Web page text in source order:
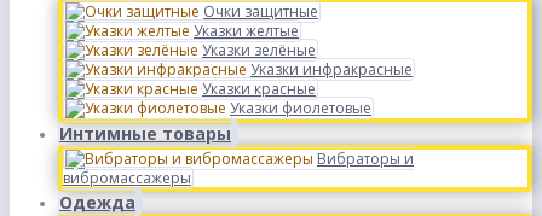
Очки защитные
Указки желтые
Указки зелёные
Указки инфракрасные
Указки красные
Указки фиолетовые
Интимные товары
Вибраторы и
вибромассажеры
Одежда